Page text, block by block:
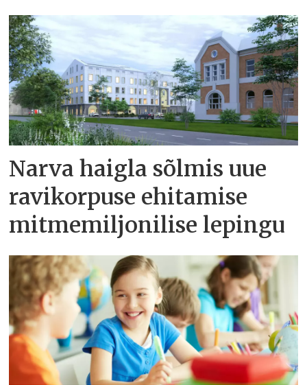
Narva haigla sõlmis uue
ravikorpuse ehitamise
mitmemiljonilise lepingu